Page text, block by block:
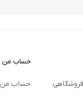
حساب من
حساب من